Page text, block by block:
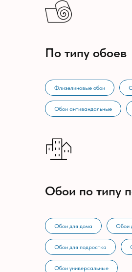
По типу обоев
Флизелиновые обои
Обои антивандальные
Обои по типу
Обои для дома Обои
Обои для подростка
Обои универсальные